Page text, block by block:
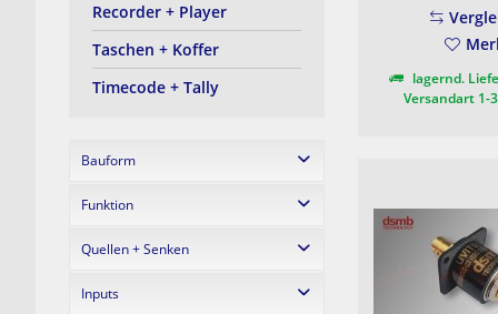
Recorder + Player
Taschen + Koffer
Timecode + Tally
Bauform
DS Mounting Plate
Inline
Funktion
CableClone
Quellen + Senken
1x2
Inputs
lagernd.
Versandart 1-